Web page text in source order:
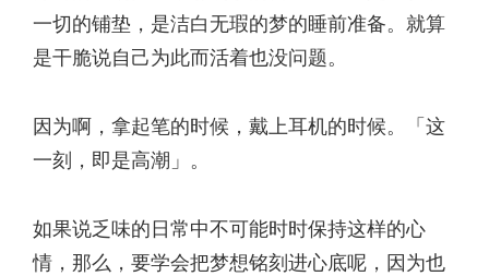
一切的铺垫，是洁白无瑕的梦的睡前准备。就算
是干脆说自己为此而活着也没问题。
因为啊，拿起笔的时候，戴上耳机的时候。「这
一刻，即是高潮」。
如果说乏味的日常中不可能时时保持这样的心
情，那么，要学会把梦想铭刻进心底呢，因为也